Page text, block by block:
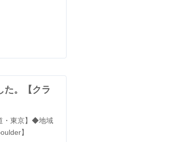
た。【クラ
・東京】◆地域
】